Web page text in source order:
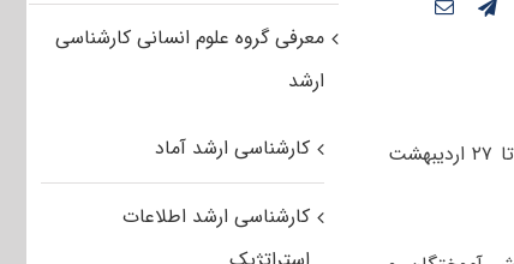
پذیرش بدون آزمون کارشناسی ارشد دانشگاه علوم کشاورزی و منابع طبیعی سال ۹۴ تا ۲۷ اردیبهشت
معرفی گروه علوم انسانی کارشناسی
ارشد
کارشناسی ارشد آماد
کارشناسی ارشد اطلاعات